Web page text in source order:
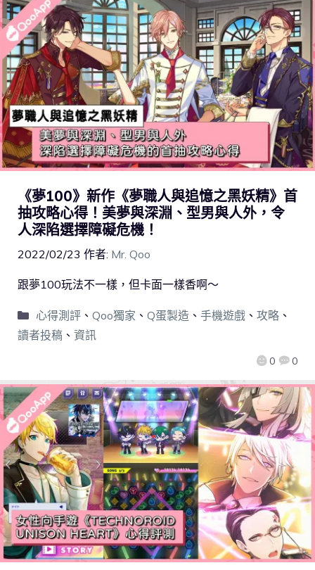
《夢100》新作《夢職人與追憶之黑妖精》首
抽攻略心得！美夢與深淵、型男與人外，令
人深陷選擇障礙危機！
2022/02/23 作者: Mr. Qoo
0 0
跟夢100玩法不一樣，但卡面一樣香啊～
心得測評、 Qoo獨家 、 Q蛋製造 、 手機遊戲、 攻略、
讀者投稿 、 資訊